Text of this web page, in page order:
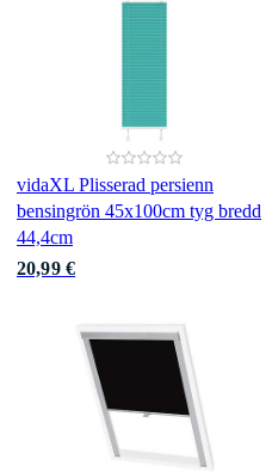
vidaXL Plisserad persienn
bensingrön 45x100cm tyg bredd
44,4cm
20,99 €